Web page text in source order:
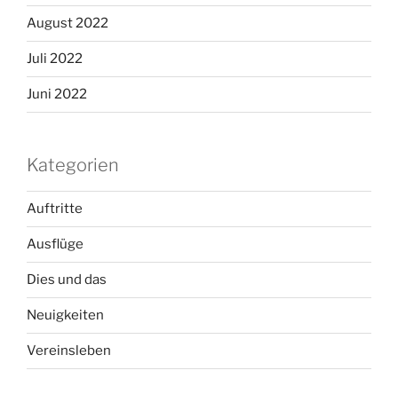
August 2022
Juli 2022
Juni 2022
Kategorien
Auftritte
Ausflüge
Dies und das
Neuigkeiten
Vereinsleben